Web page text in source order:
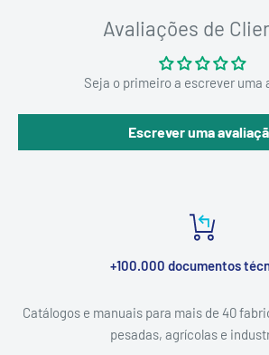
Avaliações de
Seja o primeiro a escrever uma
Escrever uma
+100.000 documentos
Catálogos e manuais para mais de 40
pesadas, agrícolas e